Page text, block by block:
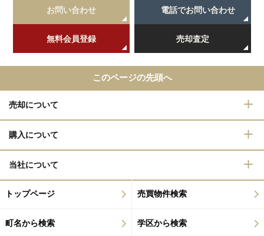
お問い合わせ 電話でお問い合わせ
無料会員登録 売却査定
このページの先頭へ
売却について
購入について
当社について
トップページ 売買物件検索
町名から検索 学区から検索